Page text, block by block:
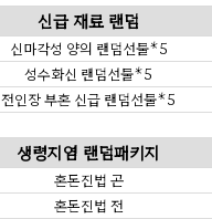
신급 재료 랜덤
신마각성 양의 랜덤선물*5
성수화신 랜덤선물*5
전인장 부혼 신급 랜덤선물*5
생령지염 랜덤패키지
혼돈진법 곤
혼돈진법 전